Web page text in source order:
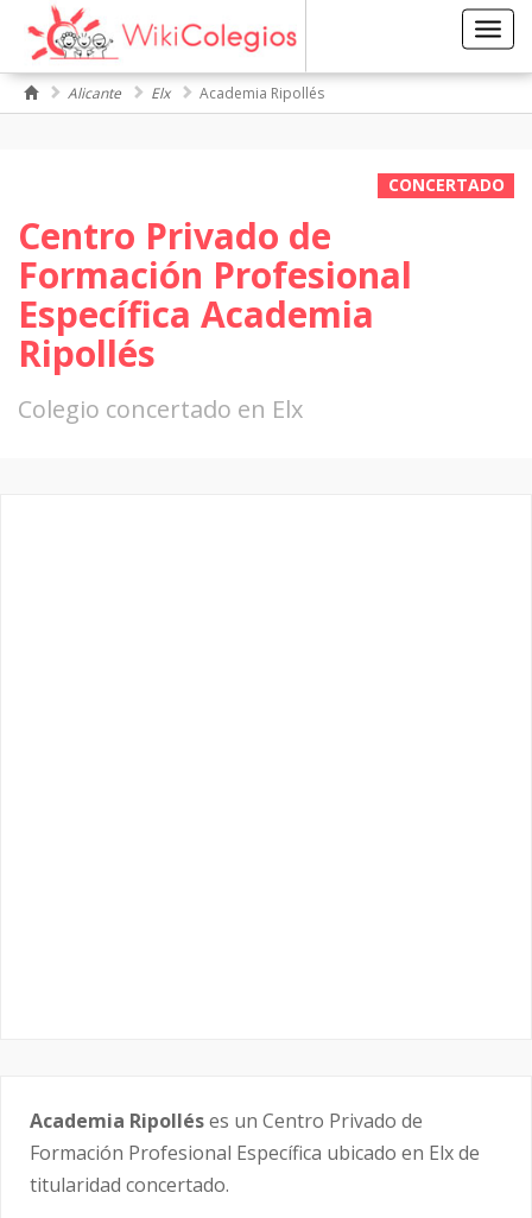
Alicante Elx Academia Ripollés
CONCERTADO
Centro Privado de
Formación Profesional
Específica Academia
Ripollés
Colegio concertado en Elx
Academia Ripolléses un Centro Privado de
Formación Profesional Específica ubicado en Elx de
titularidad concertado.